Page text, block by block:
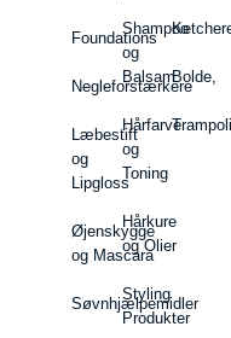
Foundations
Negleforstærkere
Læbestift
og
Lipgloss
Øjenskygge
og Mascara
Søvnhjælpemidler
Shampoo
og
Balsam
Hårfarve
og
Toning
Hårkure
og Olier
Styling
Produkter
Bolde,